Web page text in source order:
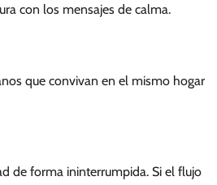
con los mensajes de calma.
que convivan en el mismo hogar
de forma ininterrumpida. Si el flujo